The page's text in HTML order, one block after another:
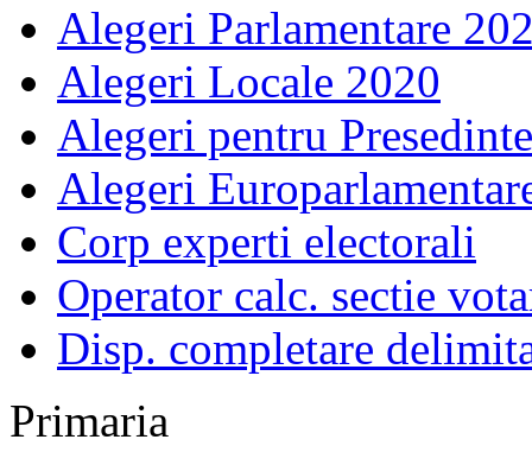
Alegeri Parlamentare
Alegeri Locale 2020
Alegeri pentru
Alegeri
Corp experti electorali
Operator calc. sectie
Disp. completare
Primaria